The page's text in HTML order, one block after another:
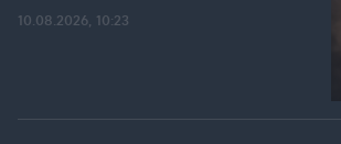
10.08.2026, 10:23